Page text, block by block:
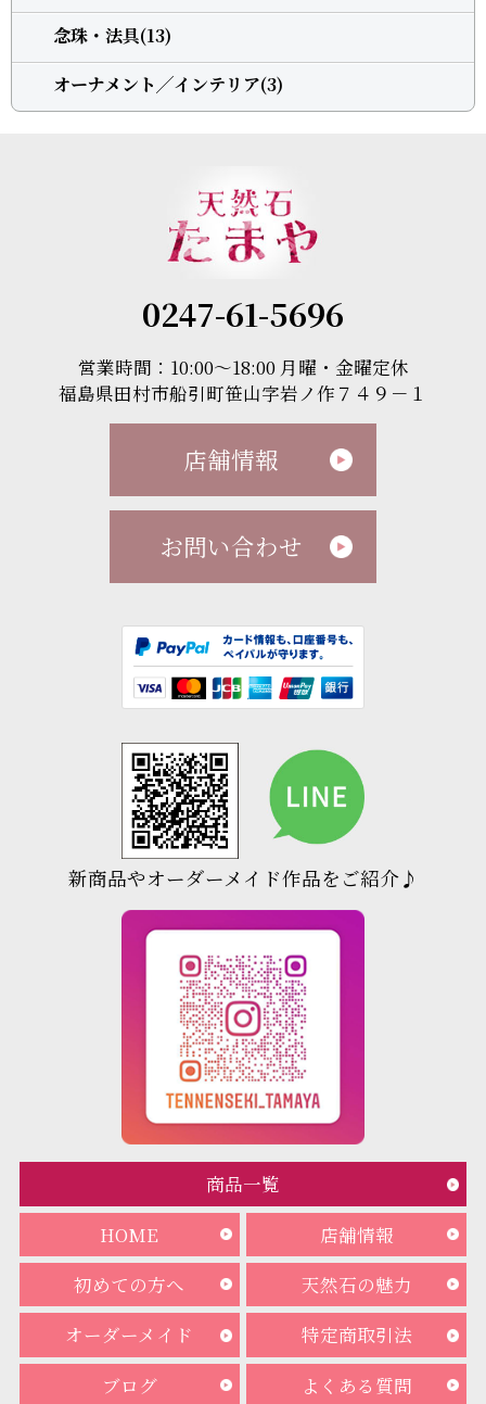
念珠・法具(13)
オーナメント╱インテリア(3)
0247-61-5696
営業時間：10:00～18:00 月曜・金曜定休
福島県田村市船引町笹山字岩ノ作７４９－１
店舗情報
お問い合わせ
新商品やオーダーメイド作品をご紹介♪
商品一覧
HOME
店舗情報
初めての方へ
天然石の魅力
オーダーメイド
特定商取引法
ブログ
よくある質問